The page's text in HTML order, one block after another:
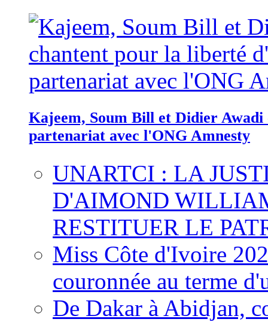
Kajeem, Soum Bill et Didier
partenariat avec l'ONG Amnesty
UNARTCI : LA
D'AIMOND
RESTITUER LE
Miss Côte d'Ivoire
couronnée au terme
De Dakar à Abidjan,